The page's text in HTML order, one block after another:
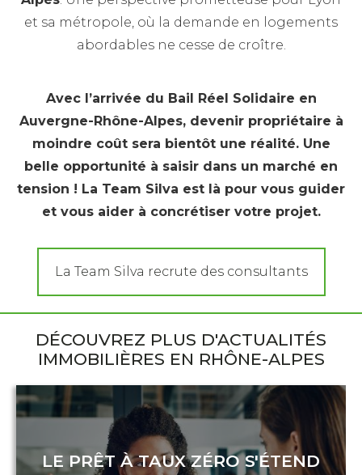
et sa métropole, où la demande en logements
abordables ne cesse de croître.
Avec l’arrivée du Bail Réel Solidaire en
Auvergne-Rhône-Alpes, devenir propriétaire à
moindre coût sera bientôt une réalité. Une
belle opportunité à saisir dans un marché en
tension ! La Team Silva est là pour vous guider
et vous aider à concrétiser votre projet.
La Team Silva recrute des consultants
DÉCOUVREZ PLUS D'ACTUALITÉS
IMMOBILIÈRES EN RHÔNE-ALPES
LE PRÊT À TAUX ZÉRO S'ÉTEND